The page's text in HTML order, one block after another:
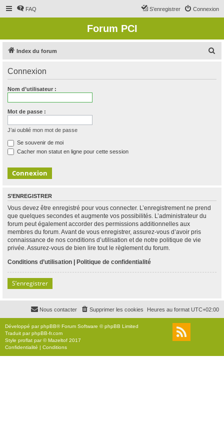
FAQ Connexion
S’enregistrer
Forum PCI
Index du forum
Connexion
Nom d’utilisateur :
Mot de passe :
J’ai oublié mon mot de passe
Se souvenir de moi
Cacher mon statut en ligne pour cette session
S’ENREGISTRER
Vous devez être enregistré pour vous connecter. L’enregistrement ne prend
que quelques secondes et augmente vos possibilités. L’administrateur du
forum peut également accorder des permissions additionnelles aux
membres du forum. Avant de vous enregistrer, assurez-vous d’avoir pris
connaissance de nos conditions d’utilisation et de notre politique de vie
privée. Assurez-vous de bien lire tout le règlement du forum.
Conditions d’utilisation | Politique de confidentialité
S’enregistrer
Heures au format UTC+02:00
Supprimer les cookies
Nous contacter
Développé parphpBB® Forum Software © phpBB Limited
Traduit parphpBB-fr.com
Style proflat par ©Mazeltof 2017
Confidentialité | Conditions